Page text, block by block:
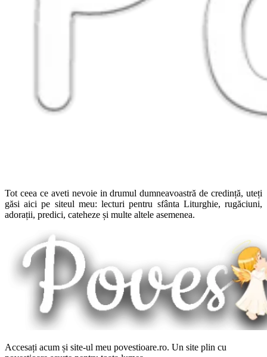
Tot ceea ce aveti nevoie in drumul dumneavoastră de credință, uteți
găsi aici pe siteul meu: lecturi pentru sfânta Liturghie, rugăciuni,
adorații, predici, cateheze și multe altele asemenea.
Accesați acum și site-ul meu povestioare.ro. Un site plin cu